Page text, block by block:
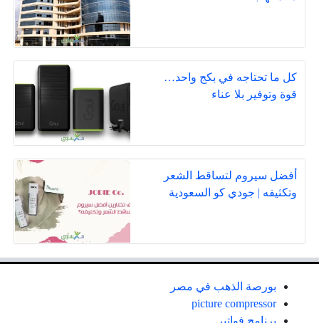
كل ما تحتاجه في بكج واحد…
قوة وتوفير بلا عناء
أفضل سيروم لتساقط الشعر
وتكثيفه | جودي كو السعودية
بورصة الذهب في مصر
picture compressor